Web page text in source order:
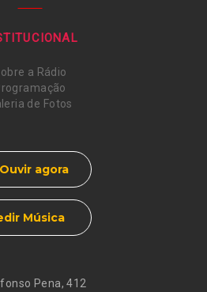
Pena, 412
a Rádio
de Fotos
Ouvir agora
Música